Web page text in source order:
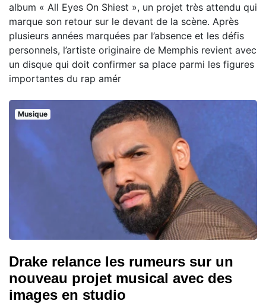
album « All Eyes On Shiest », un projet très attendu qui
marque son retour sur le devant de la scène. Après
plusieurs années marquées par l’absence et les défis
personnels, l’artiste originaire de Memphis revient avec
un disque qui doit confirmer sa place parmi les figures
importantes du rap amér
Musique
Drake relance les rumeurs sur un
nouveau projet musical avec des
images en studio